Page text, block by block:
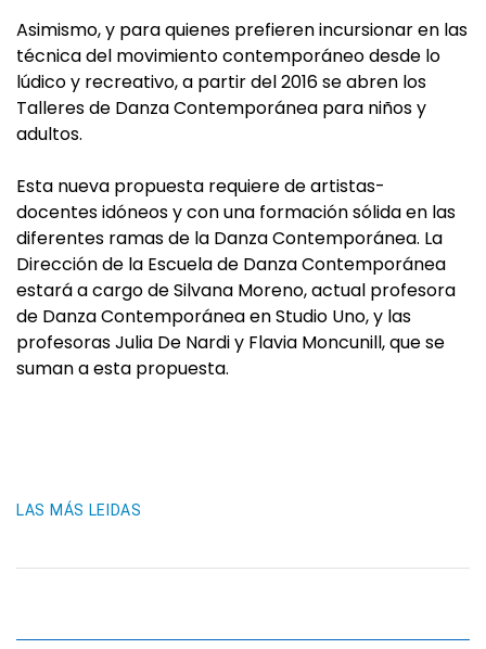
Asimismo, y para quienes prefieren incursionar en las
técnica del movimiento contemporáneo desde lo
lúdico y recreativo, a partir del 2016 se abren los
Talleres de Danza Contemporánea para niños y
adultos.
Esta nueva propuesta requiere de artistas-
docentes idóneos y con una formación sólida en las
diferentes ramas de la Danza Contemporánea. La
Dirección de la Escuela de Danza Contemporánea
estará a cargo de Silvana Moreno, actual profesora
de Danza Contemporánea en Studio Uno, y las
profesoras Julia De Nardi y Flavia Moncunill, que se
suman a esta propuesta.
LAS MÁS LEIDAS